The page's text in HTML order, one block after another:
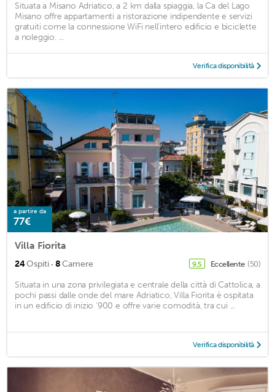
Situata a Misano Adriatico, a 2 km dalla spiaggia, la Ca del Lago
Misano offre appartamenti a ristorazione indipendente e servizi
gratuiti come la connessione WiFi nell’intero edificio e biciclette
a noleggio. ...
Verifica disponibilità
a partire da
77€
Villa Fiorita
24Ospiti · 8Camere 9,5 Eccellente (50)
Situata in una zona privilegiata e centrale della città di Cattolica, a
pochi passi dalle onde del mare Adriatico, Villa Fiorita è ospitata
in un edificio di inizio ‘900 e offre varie comodità, tra cui ...
Verifica disponibilità